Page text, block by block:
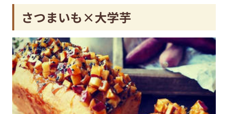
さつまいも×大学芋